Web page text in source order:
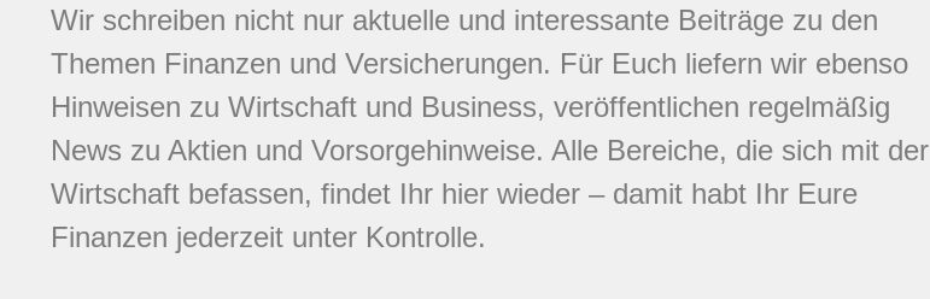
Wir schreiben nicht nur aktuelle und interessante Beiträge zu den
Themen Finanzen und Versicherungen. Für Euch liefern wir ebenso
Hinweisen zu Wirtschaft und Business, veröffentlichen regelmäßig
News zu Aktien und Vorsorgehinweise. Alle Bereiche, die sich mit der
Wirtschaft befassen, findet Ihr hier wieder – damit habt Ihr Eure
Finanzen jederzeit unter Kontrolle.